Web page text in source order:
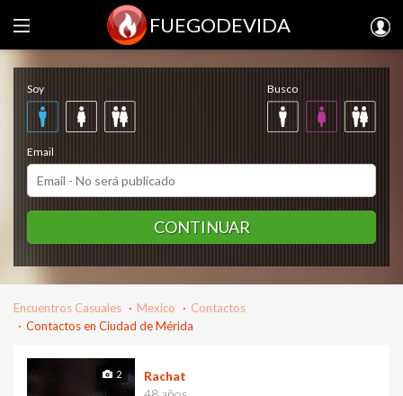
FUEGODEVIDA
Regístrate gratis
Soy Busco
Email
CONTINUAR
Encuentros Casuales Mexico
Contactos
Contactos en Ciudad de Mérida
2
Rachat